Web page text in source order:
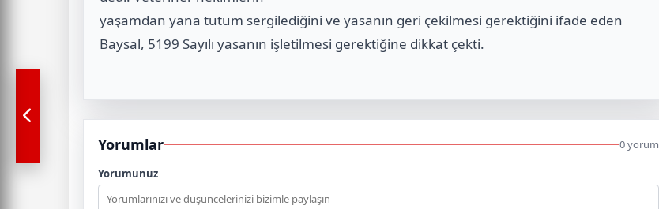
yaşamdan yana tutum sergilediğini ve yasanın geri çekilmesi gerektiğini ifade eden
Baysal, 5199 Sayılı yasanın işletilmesi gerektiğine dikkat çekti.
Yorumlar 0 yorum
Yorumunuz